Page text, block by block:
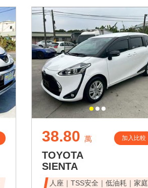
38.80 萬 加入比較
TOYOTA
SIENTA
人座｜TSS安全｜低油耗｜家庭